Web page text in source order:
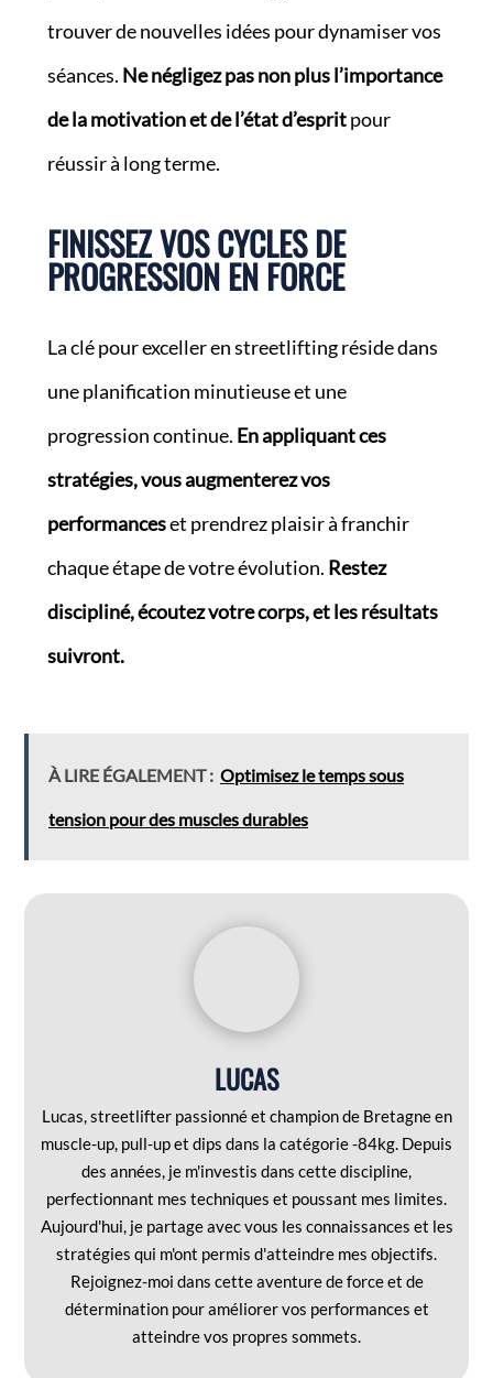
trouver de nouvelles idées pour dynamiser vos
séances. Ne négligez pas non plus l’importance
de la motivation et de l’état d’espritpour
réussir à long terme.
FINISSEZ VOS CYCLES DE
PROGRESSION EN FORCE
La clé pour exceller en streetlifting réside dans
une planification minutieuse et une
progression continue. En appliquant ces
stratégies, vous augmenterez vos
performanceset prendrez plaisir à franchir
chaque étape de votre évolution. Restez
discipliné, écoutez votre corps, et les résultats
suivront.
À LIRE ÉGALEMENT : Optimisez le temps sous
tension pour des muscles durables
LUCAS
Lucas, streetlifter passionné et champion de Bretagne en
muscle-up, pull-up et dips dans la catégorie -84kg. Depuis
des années, je m'investis dans cette discipline,
perfectionnant mes techniques et poussant mes limites.
Aujourd'hui, je partage avec vous les connaissances et les
stratégies qui m'ont permis d'atteindre mes objectifs.
Rejoignez-moi dans cette aventure de force et de
détermination pour améliorer vos performances et
atteindre vos propres sommets.